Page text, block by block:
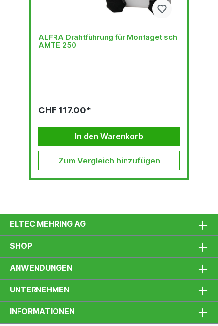
ALFRA Drahtführung für Montagetisch
AMTE 250
CHF 117.00*
In den Warenkorb
Zum Vergleich hinzufügen
ELTEC MEHRING AG
SHOP
ANWENDUNGEN
UNTERNEHMEN
INFORMATIONEN